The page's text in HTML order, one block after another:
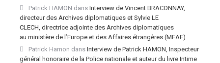
Patrick HAMON dans Interview de Vincent BRACONNAY,
directeur des Archives diplomatiques et Sylvie LE
CLECH, directrice adjointe des Archives diplomatiques
au ministère de l’Europe et des Affaires étrangères (MEAE)
Patrick Hamon dans Interview de Patrick HAMON, Inspecteur
général honoraire de la Police nationale et auteur du livre Intime